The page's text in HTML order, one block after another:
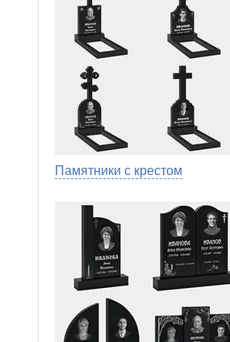
Памятники с крестом